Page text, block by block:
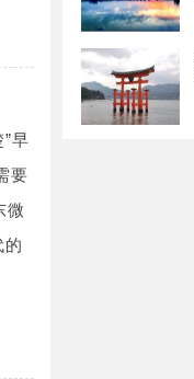
早
要
微
的